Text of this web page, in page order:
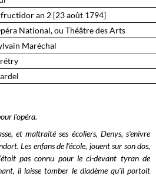
an 2 [23 août 1794]
National, ou Théâtre des Arts
Maréchal
l'opéra.
et maltraité ses écoliers, Denys, s'enivre
Les enfans de l'école, jouent sur son dos,
pas connu pour le ci-devant tyran de
il laisse tomber le diadème qu'il portoit